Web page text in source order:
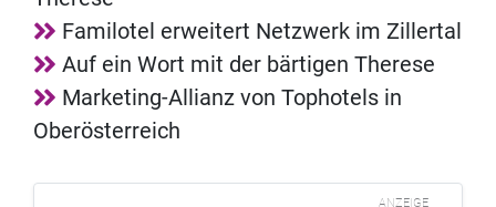
Familotel erweitert Netzwerk im Zillertal
Auf ein Wort mit der bärtigen Therese
Marketing-Allianz von Tophotels in
Oberösterreich
ANZEIGE